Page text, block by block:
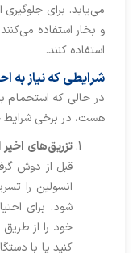
می‌یابد. برای
و بخار استفاده
استفاده کنند.
شرایطی که نیاز به
در حالی که استحمام
هست، در برخی شرایط
تزریق‌های اخیر
قبل از دوش
انسولین را
شود. برای
کنید یا با